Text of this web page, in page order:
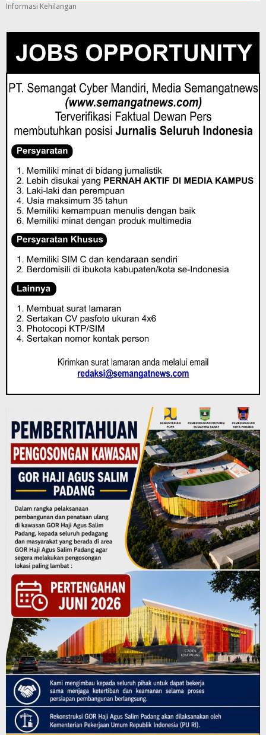
Informasi Kehilangan